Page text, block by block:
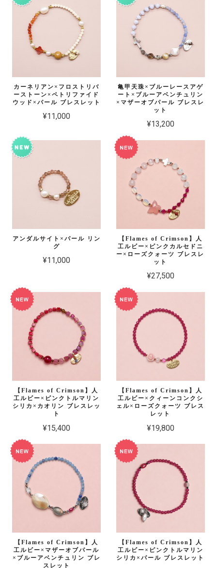
カーネリアン×フロストリバ
ーストーン×ペトリファイド
ウッド×パール ブレスレット
¥11,000
亀甲天珠×ブルーレースアゲ
ート×ブルーアベンチュリン
×マザーオブパール ブレスレ
ット
¥13,200
アンダルサイト×パール リン
グ
¥11,000
【Flames of Crimson】人
工ルビー×ピンクカルセドニ
ー×ローズクォーツ ブレスレ
ット
¥27,500
【Flames of Crimson】人
工ルビー×ピンクトルマリン
シリカ×カオリン ブレスレッ
ト
¥15,400
【Flames of Crimson】人
工ルビー×クィーンコンクシ
ェル×ローズクォーツ ブレス
レット
¥19,800
【Flames of Crimson】人
工ルビー×マザーオブパール
×ブルーアベンチュリン ブレ
スレット
【Flames of Crimson】人
工ルビー×ピンクトルマリン
シリカ×パール ブレスレット